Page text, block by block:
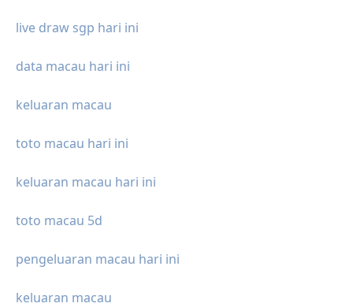
live draw sgp hari ini
data macau hari ini
keluaran macau
toto macau hari ini
keluaran macau hari ini
toto macau 5d
pengeluaran macau hari ini
keluaran macau